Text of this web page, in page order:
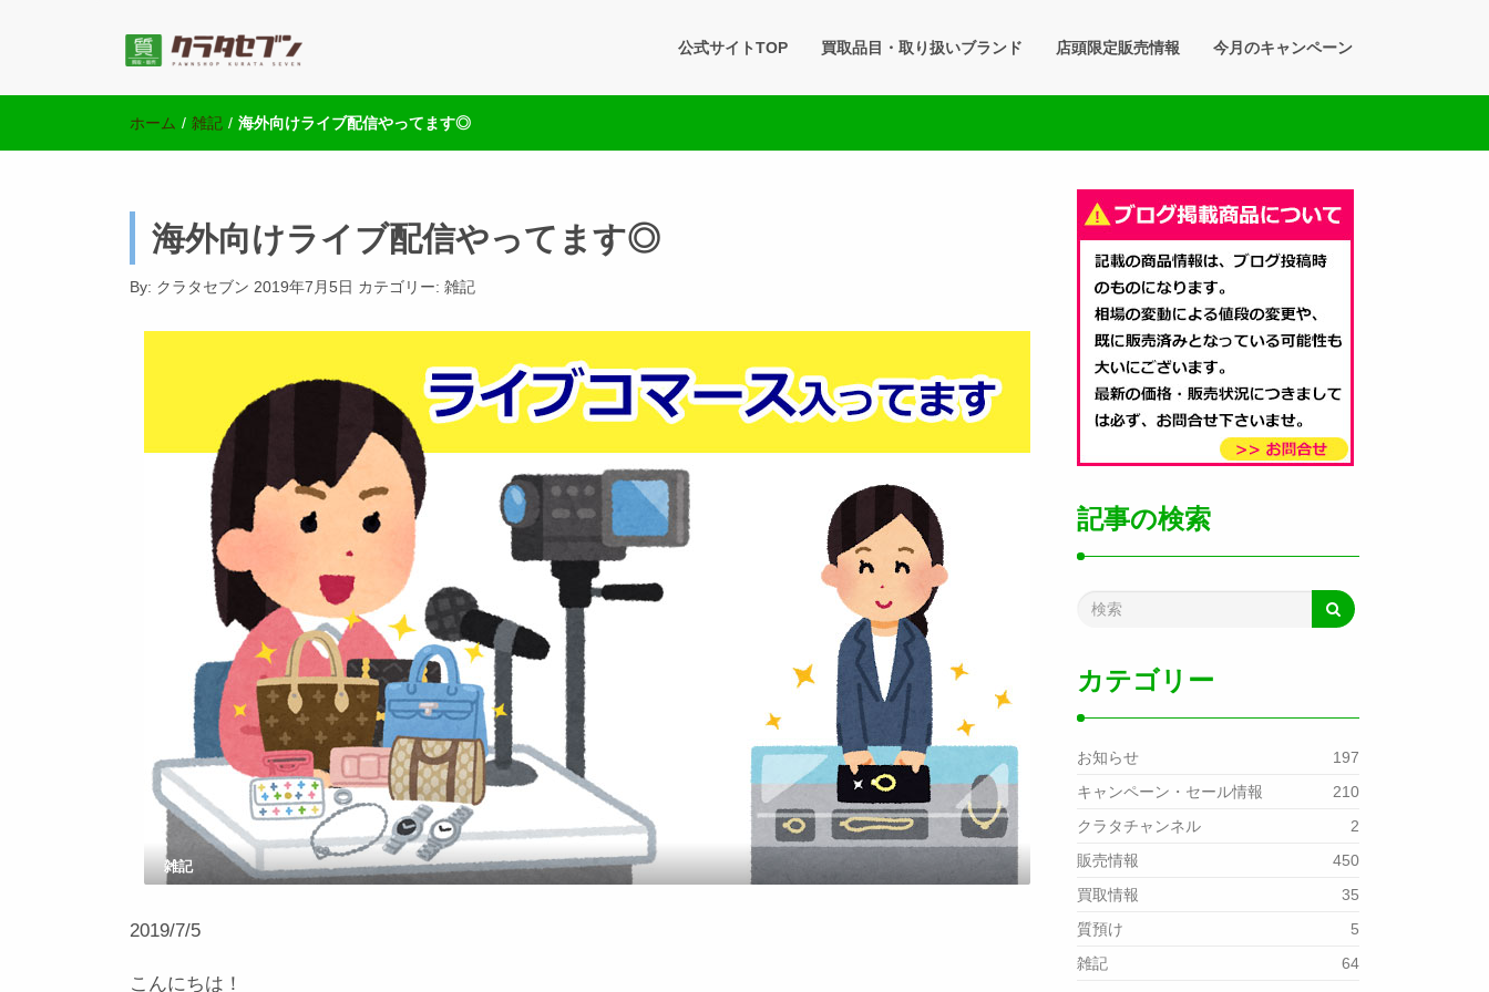
池袋西口にて2店舗営業中のクラタセブン公式ブログです。買取実績・販売商品情報や雑記をお届けします。
公式サイトTOP 買取品目・取り扱いブランド 店頭限定販売情報 今月のキャンペーン
ホーム / 雑記 / 海外向けライブ配信やってます◎
海外向けライブ配信やってます◎
By: クラタセブン 2019年7月5日 カテゴリー: 雑記
雑記
2019/7/5
こんにちは！
記事の検索
カテゴリー
お知らせ
197
キャンペーン・セール情報
210
クラタチャンネル
2
販売情報
450
買取情報
35
質預け
5
雑記
64